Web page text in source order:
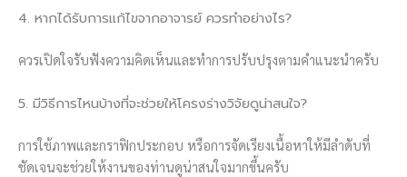
4. หากได้รับการแก้ไขจากอาจารย์ ควรทำอย่างไร?
ควรเปิดใจรับฟังความคิดเห็นและทำการปรับปรุงตามคำแนะนำครับ
5. มีวิธีการไหนบ้างที่จะช่วยให้โครงร่างวิจัยดูน่าสนใจ?
การใช้ภาพและกราฟิกประกอบ หรือการจัดเรียงเนื้อหาให้มีลำดับที่
ชัดเจนจะช่วยให้งานของท่านดูน่าสนใจมากขึ้นครับ